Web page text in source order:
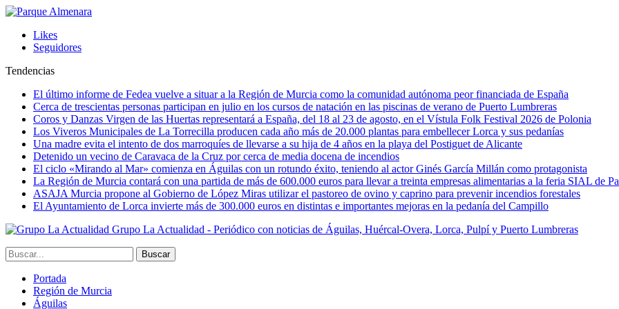
Likes
Seguidores
Tendencias
El último informe de Fedea vuelve a situar a la Región de Murcia como la comunidad autónoma peor financiada de España
Cerca de trescientas personas participan en julio en los cursos de natación en las piscinas de verano de Puerto Lumbreras
Coros y Danzas Virgen de las Huertas representará a España, del 18 al 23 de agosto, en el Vístula Folk Festival 2026 de Polonia
Los Viveros Municipales de La Torrecilla producen cada año más de 20.000 plantas para embellecer Lorca y sus pedanías
Una madre evita el intento de dos marroquíes de llevarse a su hija de 4 años en la playa del Postiguet de Alicante
Detenido un vecino de Caravaca de la Cruz por cerca de media docena de incendios
El ciclo «Mirando al Mar» comienza en Águilas con un rotundo éxito, teniendo al actor Ginés García Millán como protagonista
La Región de Murcia contará con una partida de más de 600.000 euros para llevar a treinta empresas alimentarias a la feria SIAL de
ASAJA Murcia propone al Gobierno de López Miras utilizar el pastoreo de ovino y caprino para prevenir incendios forestales
El Ayuntamiento de Lorca invierte más de 300.000 euros en distintas e importantes mejoras en la pedanía del Campillo
Grupo La Actualidad - Periódico con noticias de Águilas, Huércal-Overa, Lorca, Pulpí y Puerto Lumbreras
Portada
Región de Murcia
Águilas